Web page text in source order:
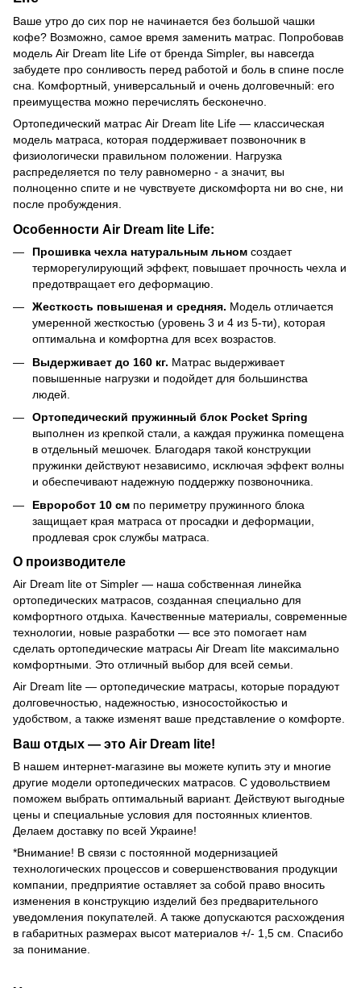
Ваше утро до сих пор не начинается без большой чашки
кофе? Возможно, самое время заменить матрас. Попробовав
модель Air Dream lite Life от бренда Simpler, вы навсегда
забудете про сонливость перед работой и боль в спине после
сна. Комфортный, универсальный и очень долговечный: его
преимущества можно перечислять бесконечно.
Ортопедический матрас Air Dream lite Life — классическая
модель матраса, которая поддерживает позвоночник в
физиологически правильном положении. Нагрузка
распределяется по телу равномерно - а значит, вы
полноценно спите и не чувствуете дискомфорта ни во сне, ни
после пробуждения.
Особенности Air Dream lite Life:
Прошивка чехла натуральным льном создает
терморегулирующий эффект, повышает прочность чехла и
предотвращает его деформацию.
Жесткость повышеная и средняя. Модель отличается
умеренной жесткостью (уровень 3 и 4 из 5-ти), которая
оптимальна и комфортна для всех возрастов.
Выдерживает до 160 кг. Матрас выдерживает
повышенные нагрузки и подойдет для большинства
людей.
Ортопедический пружинный блок Pocket Spring
выполнен из крепкой стали, а каждая пружинка помещена
в отдельный мешочек. Благодаря такой конструкции
пружинки действуют независимо, исключая эффект волны
и обеспечивают надежную поддержку позвоночника.
Евроробот 10 см по периметру пружинного блока
защищает края матраса от просадки и деформации,
продлевая срок службы матраса.
О производителе
Air Dream lite от Simpler — наша собственная линейка
ортопедических матрасов, созданная специально для
комфортного отдыха. Качественные материалы, современные
технологии, новые разработки — все это помогает нам
сделать ортопедические матрасы Air Dream lite максимально
комфортными. Это отличный выбор для всей семьи.
Air Dream lite — ортопедические матрасы, которые порадуют
долговечностью, надежностью, износостойкостью и
удобством, а также изменят ваше представление о комфорте.
Ваш отдых — это Air Dream lite!
В нашем интернет-магазине вы можете купить эту и многие
другие модели ортопедических матрасов. С удовольствием
поможем выбрать оптимальный вариант. Действуют выгодные
цены и специальные условия для постоянных клиентов.
Делаем доставку по всей Украине!
*Внимание! В связи с постоянной модернизацией
технологических процессов и совершенствования продукции
компании, предприятие оставляет за собой право вносить
изменения в конструкцию изделий без предварительного
уведомления покупателей. А также допускаются расхождения
в габаритных размерах высот материалов +/- 1,5 см. Спасибо
за понимание.